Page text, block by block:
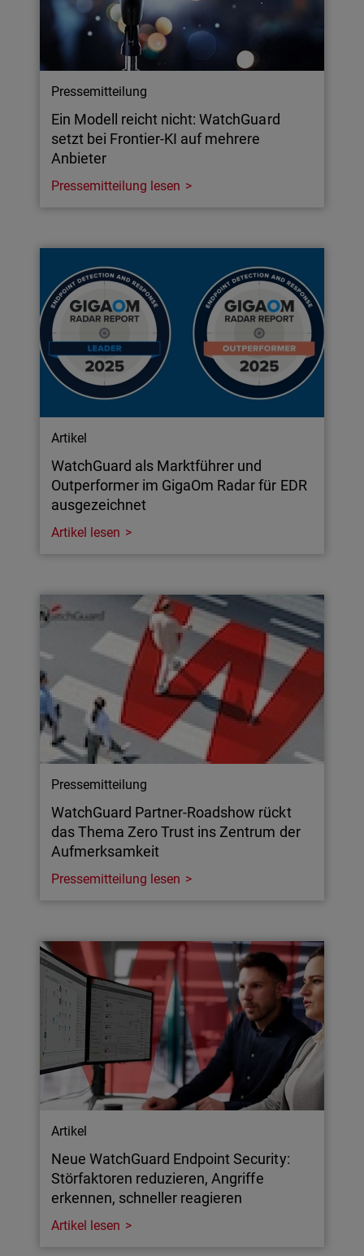
Pressemitteilung
Ein Modell reicht nicht: WatchGuard
setzt bei Frontier-KI auf mehrere
Anbieter
Pressemitteilung lesen
Artikel
WatchGuard als Marktführer und
Outperformer im GigaOm Radar für EDR
ausgezeichnet
Artikel lesen
Pressemitteilung
WatchGuard Partner-Roadshow rückt
das Thema Zero Trust ins Zentrum der
Aufmerksamkeit
Pressemitteilung lesen
Artikel
Neue WatchGuard Endpoint Security:
Störfaktoren reduzieren, Angriffe
erkennen, schneller reagieren
Artikel lesen